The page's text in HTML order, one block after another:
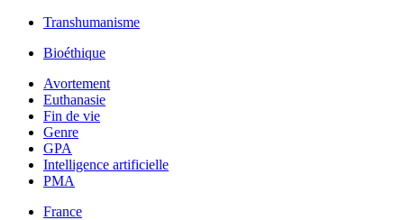
Transhumanisme
Bioéthique
Avortement
Euthanasie
Fin de vie
Genre
GPA
Intelligence artificielle
PMA
France